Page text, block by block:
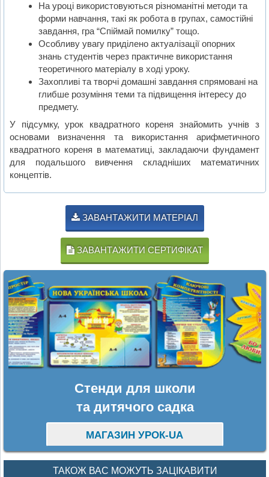
На уроці використовуються різноманітні методи та
форми навчання, такі як робота в групах, самостійні
завдання, гра “Спіймай помилку” тощо.
Особливу увагу приділено актуалізації опорних
знань студентів через практичне використання
теоретичного матеріалу в ході уроку.
Захопливі та творчі домашні завдання спрямовані на
глибше розуміння теми та підвищення інтересу до
предмету.
У підсумку, урок квадратного кореня знайомить учнів з
основами визначення та використання арифметичного
квадратного кореня в математиці, закладаючи фундамент
для подальшого вивчення складніших математичних
концептів.
ЗАВАНТАЖИТИ МАТЕРІАЛ
ЗАВАНТАЖИТИ СЕРТИФІКАТ
Стенди для школи
та дитячого садка
МАГАЗИН УРОК-UA
ТАКОЖ ВАС МОЖУТЬ ЗАЦІКАВИТИ